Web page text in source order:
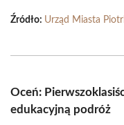
Źródło: Urząd Miasta
Oceń:
edukacyjną podróż